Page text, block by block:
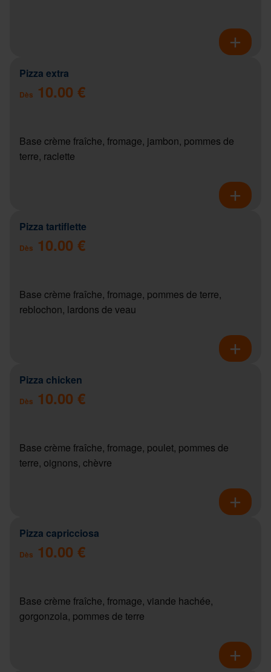
Pizza extra
Dès 10.00 €
Base crème fraîche, fromage, jambon, pommes de
terre, raclette
Pizza tartiflette
Dès 10.00 €
Base crème fraîche, fromage, pommes de terre,
reblochon, lardons de veau
Pizza chicken
Dès 10.00 €
Base crème fraîche, fromage, poulet, pommes de
terre, oignons, chèvre
Pizza capricciosa
Dès 10.00 €
Base crème fraîche, fromage, viande hachée,
gorgonzola, pommes de terre